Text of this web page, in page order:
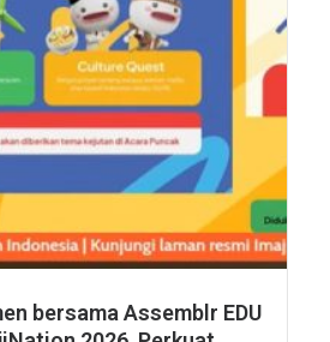
bersama Assemblr EDU